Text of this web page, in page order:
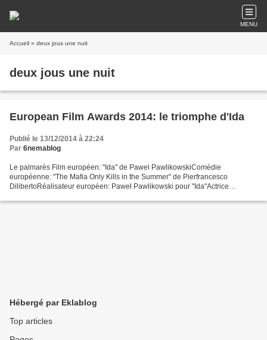
MENU
Accueil » deux jous une nuit
deux jous une nuit
European Film Awards 2014: le triomphe d'Ida
Publié le 13/12/2014 à 22:24
Par 6nemablog
Le palmarès Film européen: "Ida" de Pawel PawlikowskiComédie
européenne: "The Mafia Only Kills in the Summer" de Pierfrancesco
DilibertoRéalisateur européen: Paweł Pawlikowski pour "Ida"Actrice
Hébergé par Eklablog
Top articles